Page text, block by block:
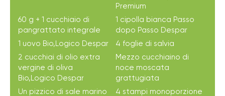
Premium
60 g + 1 cucchiaio di
pangrattato integrale
1 cipolla bianca Passo
dopo Passo Despar
1 uovo Bio,Logico Despar
4 foglie di salvia
2 cucchiai di olio extra
vergine di oliva
Bio,Logico Despar
Mezzo cucchiaino di
noce moscata
grattugiata
Un pizzico di sale marino
4 stampi monoporzione